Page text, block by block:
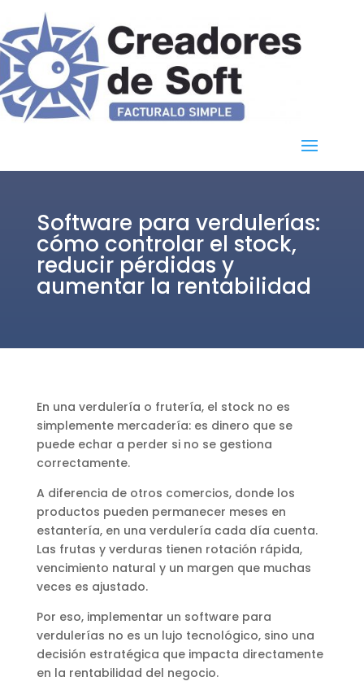
Software para verdulerías:
cómo controlar el stock,
reducir pérdidas y
aumentar la rentabilidad
En una verdulería o frutería, el stock no es
simplemente mercadería: es dinero que se
puede echar a perder si no se gestiona
correctamente.
A diferencia de otros comercios, donde los
productos pueden permanecer meses en
estantería, en una verdulería cada día cuenta.
Las frutas y verduras tienen rotación rápida,
vencimiento natural y un margen que muchas
veces es ajustado.
Por eso, implementar un software para
verdulerías no es un lujo tecnológico, sino una
decisión estratégica que impacta directamente
en la rentabilidad del negocio.